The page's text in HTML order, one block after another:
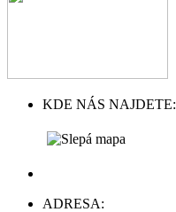
KDE NÁS NAJDETE:
ADRESA: